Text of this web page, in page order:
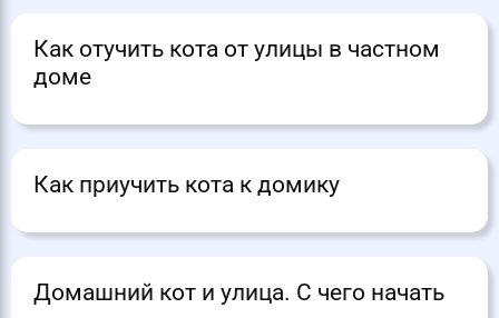
Как отучить кота от улицы в частном
доме
Как приучить кота к домику
Домашний кот и улица. С чего начать